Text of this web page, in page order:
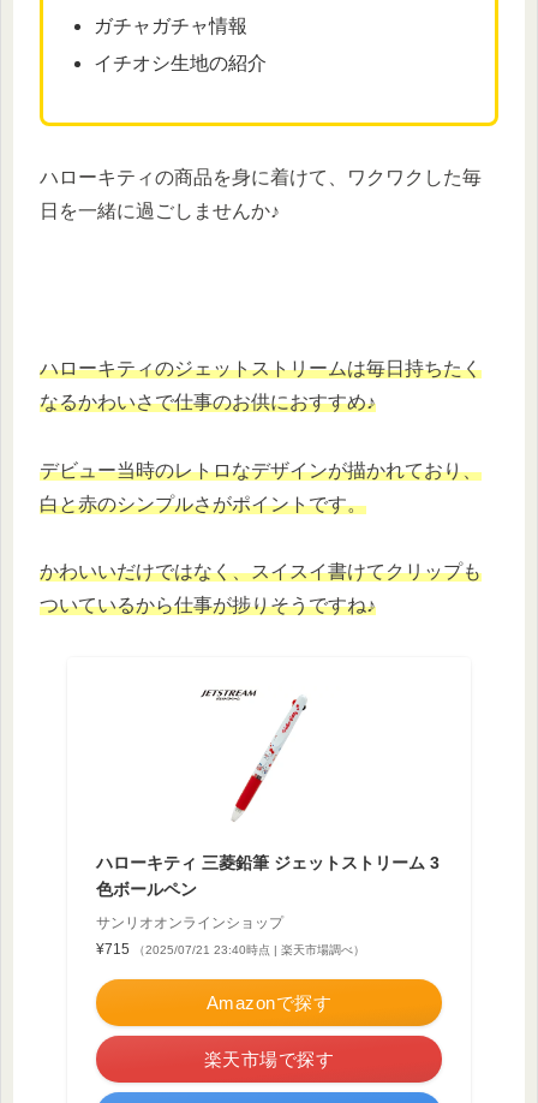
ガチャガチャ情報
イチオシ生地の紹介
ハローキティの商品を身に着けて、ワクワクした毎
日を一緒に過ごしませんか♪
ハローキティのジェットストリームは毎日持ちたく
なるかわいさで仕事のお供におすすめ♪
デビュー当時のレトロなデザインが描かれており、
白と赤のシンプルさがポイントです。
かわいいだけではなく、スイスイ書けてクリップも
ついているから仕事が捗りそうですね♪
ハローキティ 三菱鉛筆 ジェットストリーム 3
色ボールペン
サンリオオンラインショップ
¥715
（2025/07/21 23:40時点 | 楽天市場調べ）
Amazonで探す
楽天市場で探す